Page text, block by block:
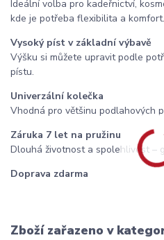
Ideální volba pro kadeřnictví,
kde je potřeba flexibilita a komfort.
Vysoký píst v základní výbavě
Výšku si můžete upravit podle
pístu.
Univerzální kolečka
Vhodná pro většinu podlahových
Záruka 7 let na pružinu
Dlouhá životnost a spolehlivost –
Doprava zdarma
Zboží zařazeno v